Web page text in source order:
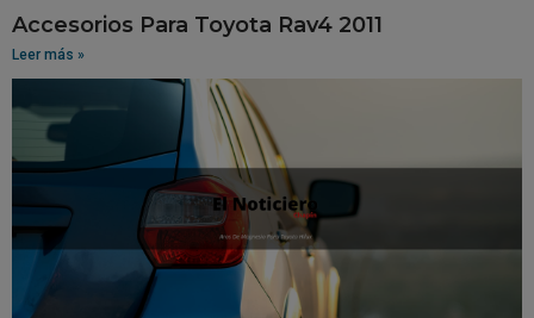
Accesorios Para Toyota Rav4 2011
Leer más »